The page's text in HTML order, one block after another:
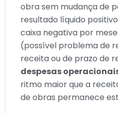
obra sem mudança de
resultado líquido
caixa negativa por
(possível problema de
receita ou de prazo de
despesas
ritmo maior que a
de obras permanece